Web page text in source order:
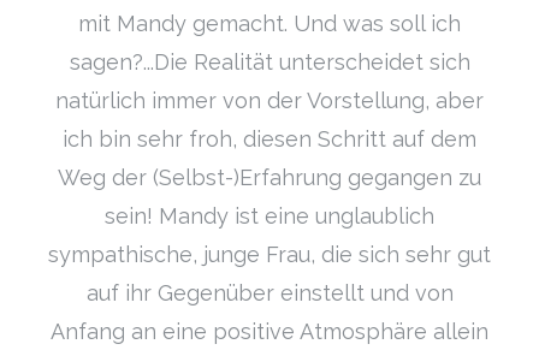
mit Mandy gemacht. Und was soll ich
sagen?...Die Realität unterscheidet sich
natürlich immer von der Vorstellung, aber
ich bin sehr froh, diesen Schritt auf dem
Weg der (Selbst-)Erfahrung gegangen zu
sein! Mandy ist eine unglaublich
sympathische, junge Frau, die sich sehr gut
auf ihr Gegenüber einstellt und von
Anfang an eine positive Atmosphäre allein